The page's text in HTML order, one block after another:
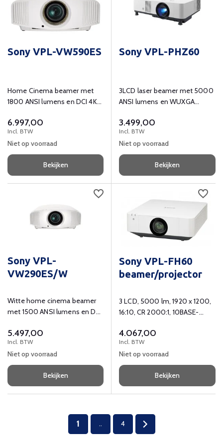
Sony VPL-VW590ES
Home Cinema beamer met
1800 ANSI lumens en DCI 4K
6.997,00
Incl. BTW
Niet op voorraad
Bekijken
Sony VPL-PHZ60
3LCD laser beamer met 5000
ANSI lumens en WUXGA
3.499,00
Incl. BTW
Niet op voorraad
Bekijken
Sony VPL-
VW290ES/W
Witte home cinema beamer
met 1500 ANSI lumens en DCI
5.497,00
Incl. BTW
Niet op voorraad
Bekijken
Sony VPL-FH60
beamer/projector
3 LCD, 5000 lm, 1920 x 1200,
16:10, CR 2000:1, 10BASE-
DVI-D, HDMI, RJ-45, BNC,
RS232C
4.067,00
Incl. BTW
Niet op voorraad
Bekijken
1 .. 4